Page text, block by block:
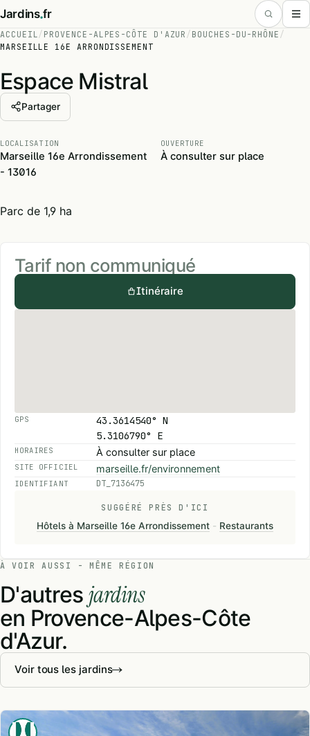
Jardins.fr
ACCUEIL/ PROVENCE-ALPES-CÔTE D'AZUR / BOUCHES-DU-RHÔNE /
MARSEILLE 16E ARRONDISSEMENT
Espace Mistral
Partager
LOCALISATION
Marseille 16e Arrondissement
- 13016
OUVERTURE
À consulter sur place
Parc de 1,9 ha
Tarif non communiqué
Itinéraire
GPS
43.3614540° N
5.3106790° E
HORAIRES À consulter sur place
SITE OFFICIEL marseille.fr/environnement
IDENTIFIANT DT_7136475
SUGGÉRÉ PRÈS D'ICI
Hôtels à Marseille 16e Arrondissement - Restaurants
À VOIR AUSSI - MÊME RÉGION
D'autres jardins
en Provence-Alpes-Côte
d'Azur.
Voir tous les jardins